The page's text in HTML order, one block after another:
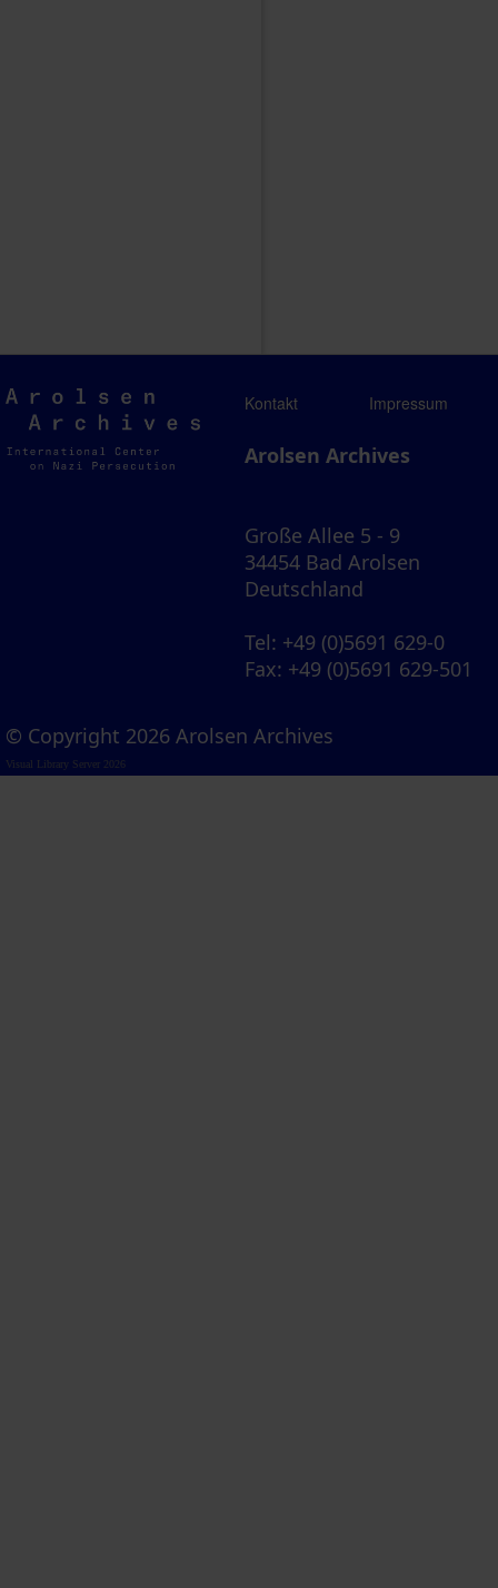
Arolsen
Archives
Kontakt Impressum
Arolsen Archives
Große Allee 5 - 9
34454 Bad Arolsen
Deutschland
Tel: +49 (0)5691 629-0
Fax: +49 (0)5691 629-501
© Copyright 2026 Arolsen Archives
Visual Library Server 2026